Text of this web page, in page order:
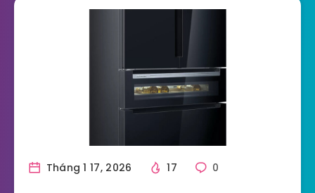
Tháng 1 17, 2026 17 0